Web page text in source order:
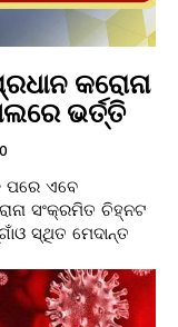
କରୋନା
ଭର୍ତ୍ତି
ପରେ ଏବେ
ସଂକ୍ରମିତ ଚିହ୍ନଟ
ସ୍ଥିତ ମେଦାନ୍ତ